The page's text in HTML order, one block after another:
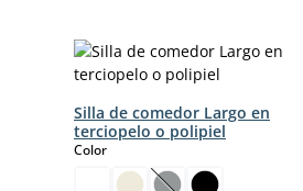
Silla de comedor Largo en
terciopelo o polipiel
Colorselect